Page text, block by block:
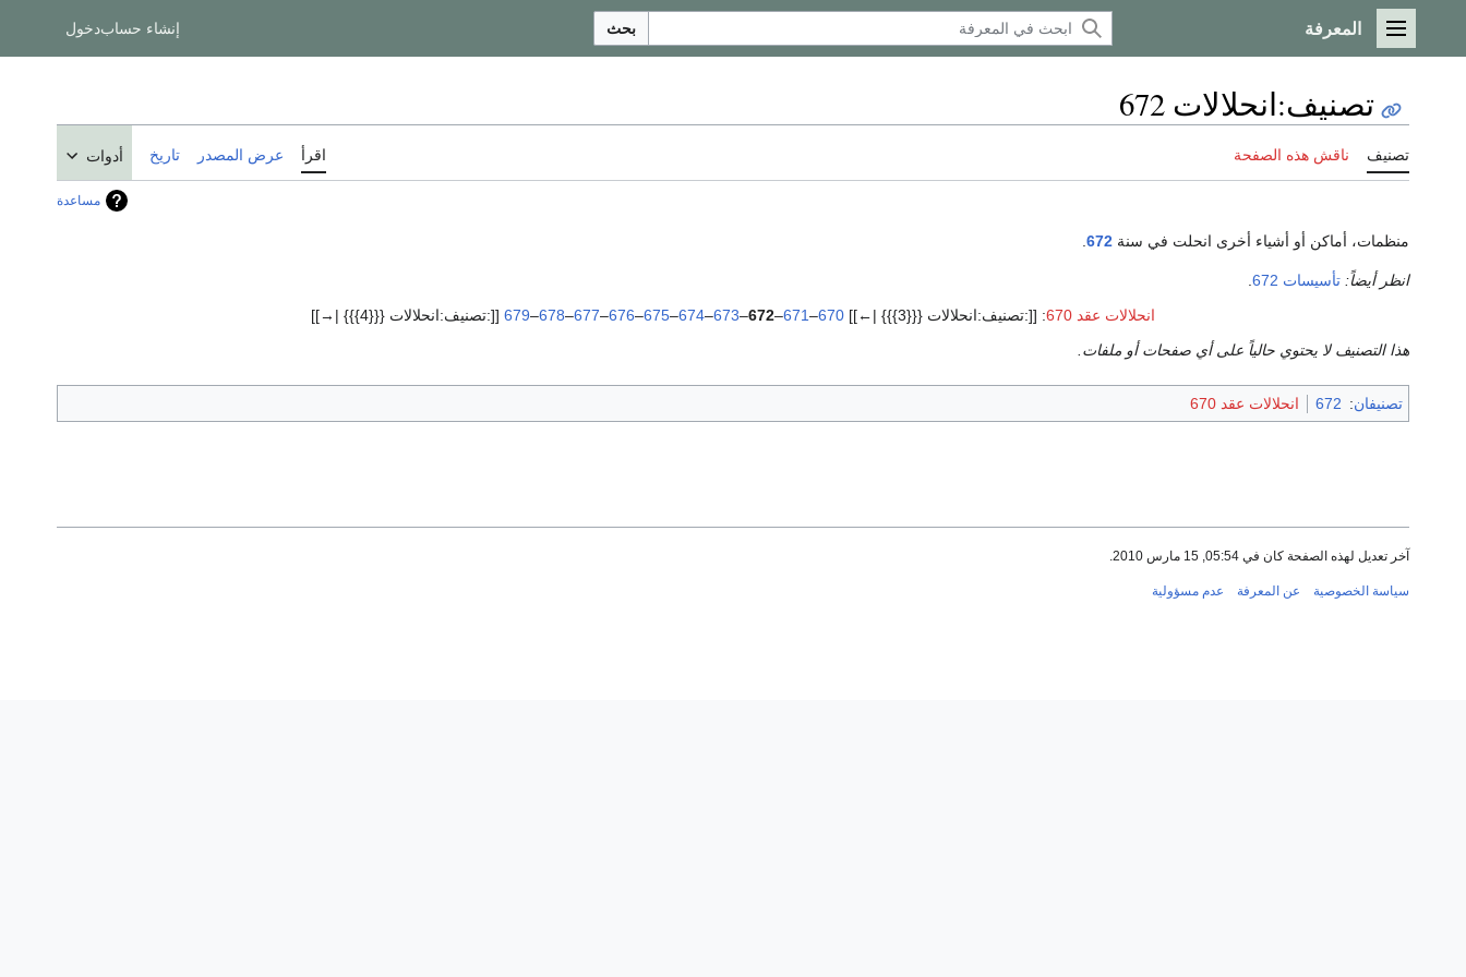
القائمة الرئيسية
المعرفة بحث إنشاء حسابدخول
تصنيف:انحلالات 672
تصنيف ناقش هذه الصفحة اقرأ عرض المصدر تاريخ أدوات
مساعدة
منظمات، أماكن أو أشياء أخرى انحلت في سنة 672
انظر أيضاً: تأسيسات 672
انحلالات عقد 670
: [[:تصنيف:انحلالات {{{3}}} |←]] 670
–
671
–
672
–
673
–
674
–
675
–
676
–
677
–
678
–
679 [[:تصنيف:انحلالات {{{4}}} |→]]
هذا التصنيف لا يحتوي حالياً على أي صفحات أو ملفات.
تصنيفان:
672 انحلالات عقد 670
آخر تعديل لهذه الصفحة كان في 05:54, 15 مارس 2010.
سياسة الخصوصية عن المعرفة عدم مسؤولية